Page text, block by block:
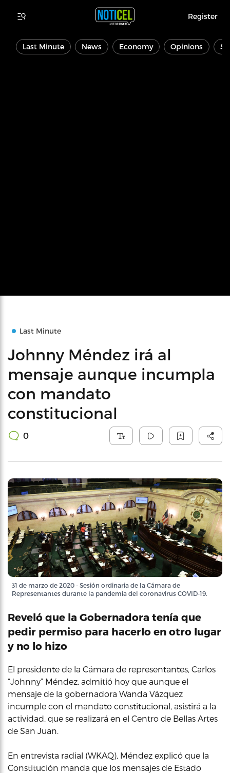
Register
Last Minute News Economy Opinions
Last Minute
Johnny Méndez irá al
mensaje aunque incumpla
con mandato
constitucional
0
31 de marzo de 2020 - Sesión ordinaria de la Cámara de
Representantes durante la pandemia del coronavirus COVID-19.
Reveló que la Gobernadora tenía que
pedir permiso para hacerlo en otro lugar
y no lo hizo
El presidente de la Cámara de representantes, Carlos
“Johnny” Méndez, admitió hoy que aunque el
mensaje de la gobernadora Wanda Vázquez
incumple con el mandato constitucional, asistirá a la
actividad, que se realizará en el Centro de Bellas Artes
de San Juan.
En entrevista radial (WKAQ), Méndez explicó que la
Constitución manda que los mensajes de Estado